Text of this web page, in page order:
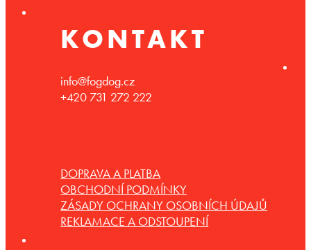
KONTAKT
info@fogdog.cz
+420 731 272 222
DOPRAVA A PLATBA
OBCHODNÍ PODMÍNKY
ZÁSADY OCHRANY OSOBNÍCH ÚDAJŮ
REKLAMACE A ODSTOUPENÍ